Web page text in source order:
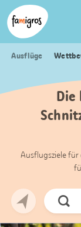
Sprungmarken
Navigation
Header
Logo
Ausflüge
Die
Ausflugsziele für
Jetzt